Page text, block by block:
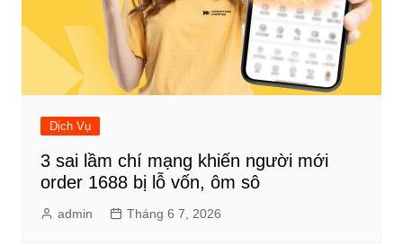
Dịch Vụ
3 sai lầm chí mạng khiến người mới
order 1688 bị lỗ vốn, ôm sô
admin Tháng 6 7, 2026